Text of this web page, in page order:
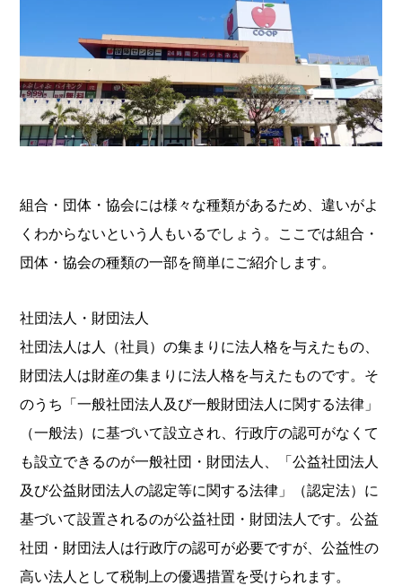
組合・団体・協会には様々な種類があるため、違いがよ
くわからないという人もいるでしょう。ここでは組合・
団体・協会の種類の一部を簡単にご紹介します。
社団法人・財団法人
社団法人は人（社員）の集まりに法人格を与えたもの、
財団法人は財産の集まりに法人格を与えたものです。そ
のうち「一般社団法人及び一般財団法人に関する法律」
（一般法）に基づいて設立され、行政庁の認可がなくて
も設立できるのが一般社団・財団法人、「公益社団法人
及び公益財団法人の認定等に関する法律」（認定法）に
基づいて設置されるのが公益社団・財団法人です。公益
社団・財団法人は行政庁の認可が必要ですが、公益性の
高い法人として税制上の優遇措置を受けられます。